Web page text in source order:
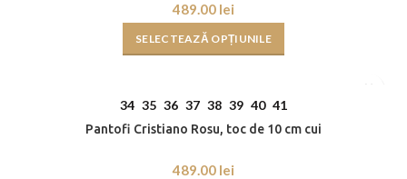
lei
SELECTEAZĂ OPȚIUNILE
34 35 36 37 38 39 40 41
Pantofi Cristiano Rosu, toc de 10 cm cui
lei